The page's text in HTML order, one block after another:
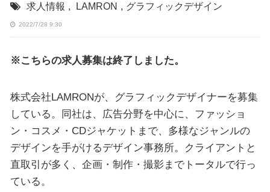
求人情報 , LAMRON , グラフィックデザイン
2022/7/28 9:30
※こちらの求人募集は終了しました。
株式会社LAMRONが、グラフィックデザイナーを募集
している。同社は、広告分野を中心に、ファッショ
ン・コスメ・CDジャケットまで、多様なジャンルの
デザインを手がけるデザイン事務所。クライアントと
直取引が多く、企画・制作・撮影までトータルで行っ
ている。